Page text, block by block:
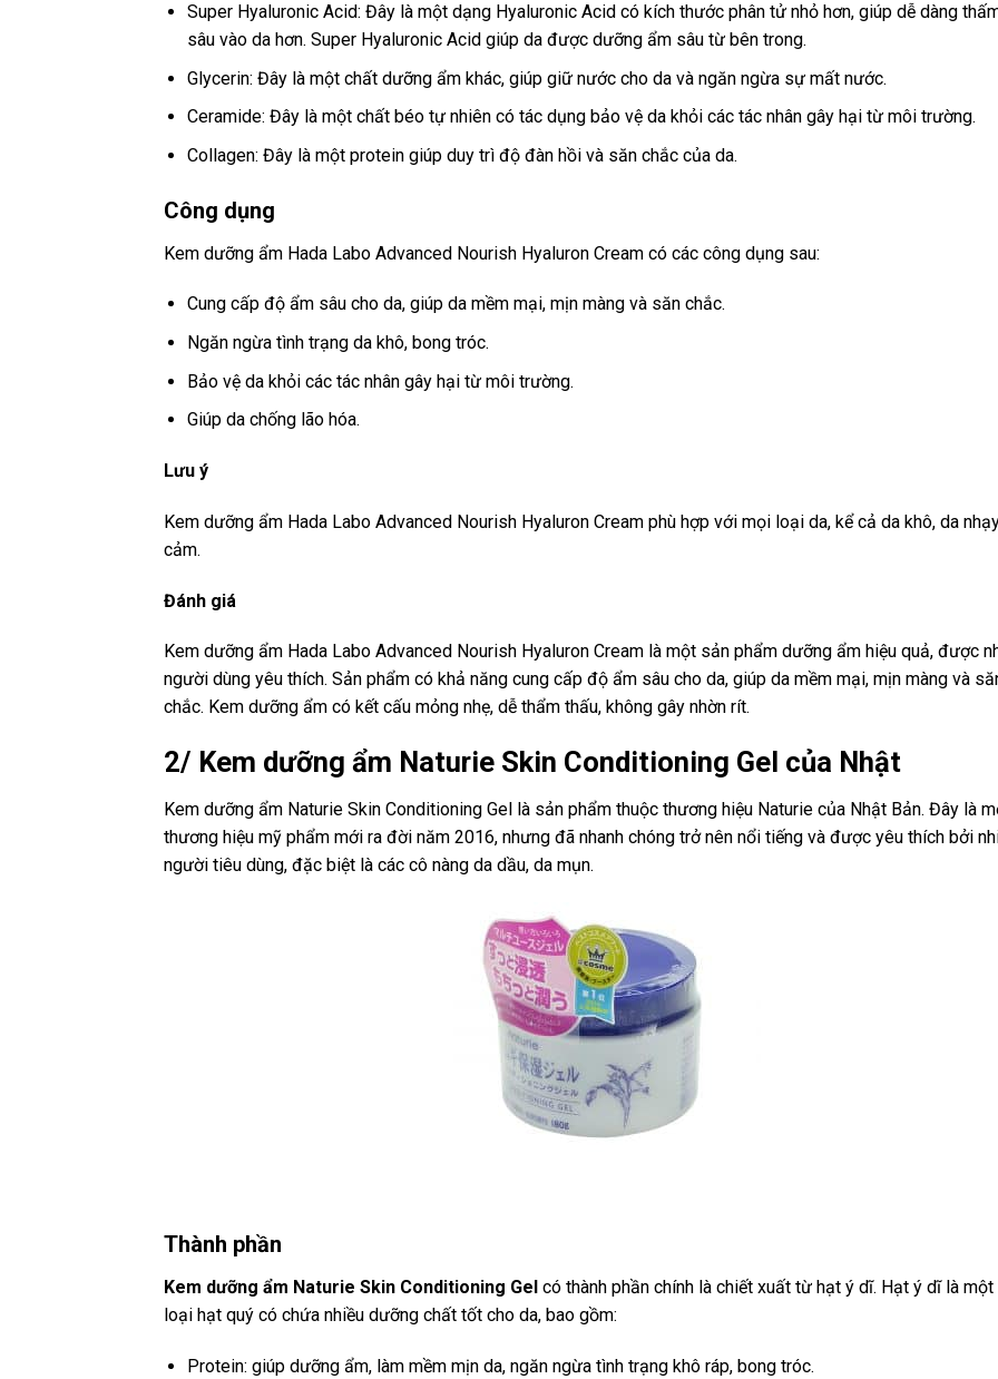
Super Hyaluronic Acid: Đây là một dạng Hyaluronic Acid có kích thước phân tử nhỏ hơn, giúp dễ dàng
sâu vào da hơn. Super Hyaluronic Acid giúp da được dưỡng ẩm sâu từ bên trong.
Glycerin: Đây là một chất dưỡng ẩm khác, giúp giữ nước cho da và ngăn ngừa sự mất nước.
Ceramide: Đây là một chất béo tự nhiên có tác dụng bảo vệ da khỏi các tác nhân gây hại từ môi trường.
Collagen: Đây là một protein giúp duy trì độ đàn hồi và săn chắc của da.
Công dụng
Kem dưỡng ẩm Hada Labo Advanced Nourish Hyaluron Cream có các công dụng sau:
Cung cấp độ ẩm sâu cho da, giúp da mềm mại, mịn màng và săn chắc.
Ngăn ngừa tình trạng da khô, bong tróc.
Bảo vệ da khỏi các tác nhân gây hại từ môi trường.
Giúp da chống lão hóa.
Lưu ý
Kem dưỡng ẩm Hada Labo Advanced Nourish Hyaluron Cream phù hợp với mọi loại da, kể cả da khô, da
cảm.
Đánh giá
Kem dưỡng ẩm Hada Labo Advanced Nourish Hyaluron Cream là một sản phẩm dưỡng ẩm hiệu quả, được
người dùng yêu thích. Sản phẩm có khả năng cung cấp độ ẩm sâu cho da, giúp da mềm mại, mịn màng và
chắc. Kem dưỡng ẩm có kết cấu mỏng nhẹ, dễ thẩm thấu, không gây nhờn rít.
2/ Kem dưỡng ẩm Naturie Skin Conditioning Gel của Nhật
Kem dưỡng ẩm Naturie Skin Conditioning Gel là sản phẩm thuộc thương hiệu Naturie của Nhật Bản. Đây là
thương hiệu mỹ phẩm mới ra đời năm 2016, nhưng đã nhanh chóng trở nên nổi tiếng và được yêu thích bởi
người tiêu dùng, đặc biệt là các cô nàng da dầu, da mụn.
Thành phần
Kem dưỡng ẩm Naturie Skin Conditioning Gel có thành phần chính là chiết xuất từ hạt ý dĩ. Hạt ý dĩ là một
loại hạt quý có chứa nhiều dưỡng chất tốt cho da, bao gồm:
Protein: giúp dưỡng ẩm, làm mềm mịn da, ngăn ngừa tình trạng khô ráp, bong tróc.